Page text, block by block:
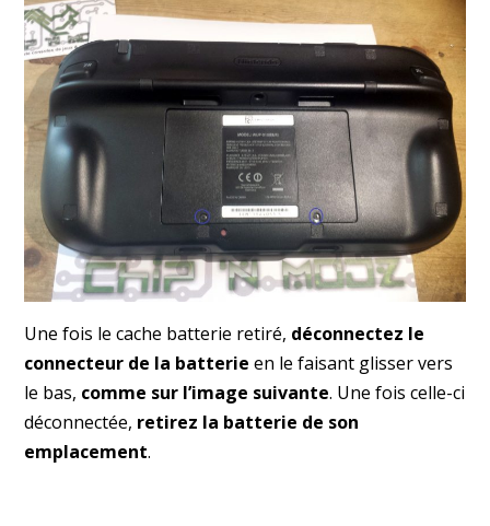
Une fois le cache batterie retiré, déconnectez le
connecteur de la batterie en le faisant glisser vers
le bas, comme sur l’image suivante. Une fois celle-ci
déconnectée, retirez la batterie de son
emplacement.